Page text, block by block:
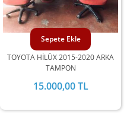
TOYOTA HİLÜX 2015-2020 ARKA
TAMPON
15.000,00 TL
Sepete Ekle